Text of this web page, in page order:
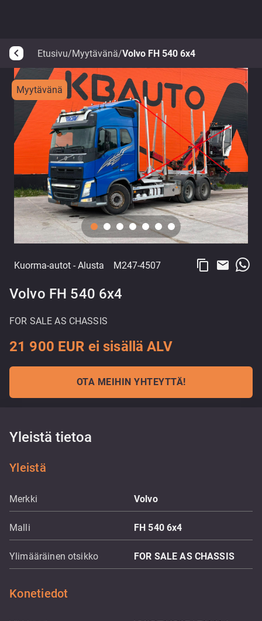
arrow_back_ios Etusivu/Myytävänä/Volvo FH 540 6x4
Myytävänä
Kuorma-autot - Alusta M247-4507 content_copy email
Volvo FH 540 6x4
FOR SALE AS CHASSIS
21 900 EUR ei sisällä ALV
OTA MEIHIN YHTEYTTÄ!
Yleistä tietoa
Yleistä
Merkki Volvo
Malli FH 540 6x4
Ylimääräinen otsikko FOR SALE AS CHASSIS
Konetiedot